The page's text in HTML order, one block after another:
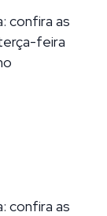
confira as
feira
confira as